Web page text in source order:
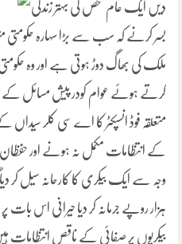
دیں ایک عام شخص کی بہتر زندگی
بسر کرنے کہ سب سے بڑا سہارہ
ملک کی بھاگ دوڑ ہوتی ہے اور وہ
کرتے ہوئے عوام کودر پیش مسائل کے
متعلقہ فوڈ انسپکٹر کا اے سی کلر سیداں
کے انتظامات مکمل نہ ہونے اور
وجہ سے ایک بیکری کا کارحانہ سیل کر
ہزار روپے جرمانہ کر دیا حیرانی اس
بیکریوں پر صفائی کے ناقص انتظامات